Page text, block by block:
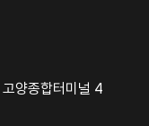
양종합터미널 4